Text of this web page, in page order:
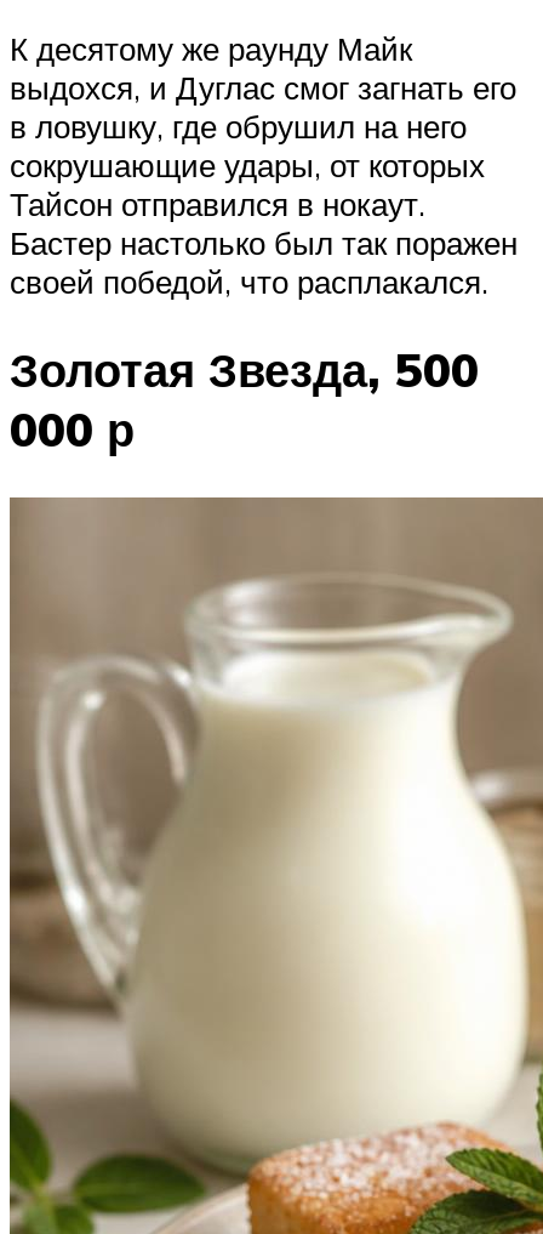
К десятому же раунду Майк
выдохся, и Дуглас смог загнать его
в ловушку, где обрушил на него
сокрушающие удары, от которых
Тайсон отправился в нокаут.
Бастер настолько был так поражен
своей победой, что расплакался.
Золотая Звезда, 500
000 р